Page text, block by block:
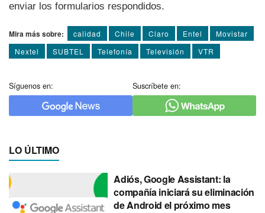
enviar los formularios respondidos.
Mira más sobre: calidad Chile Claro Entel
Movistar
Nextel
SUBTEL Telefoní­a Televisión VTR
Síguenos en: Suscríbete en:
LO ÚLTIMO
Adiós, Google Assistant: la
compañía iniciará su eliminación
de Android el próximo mes